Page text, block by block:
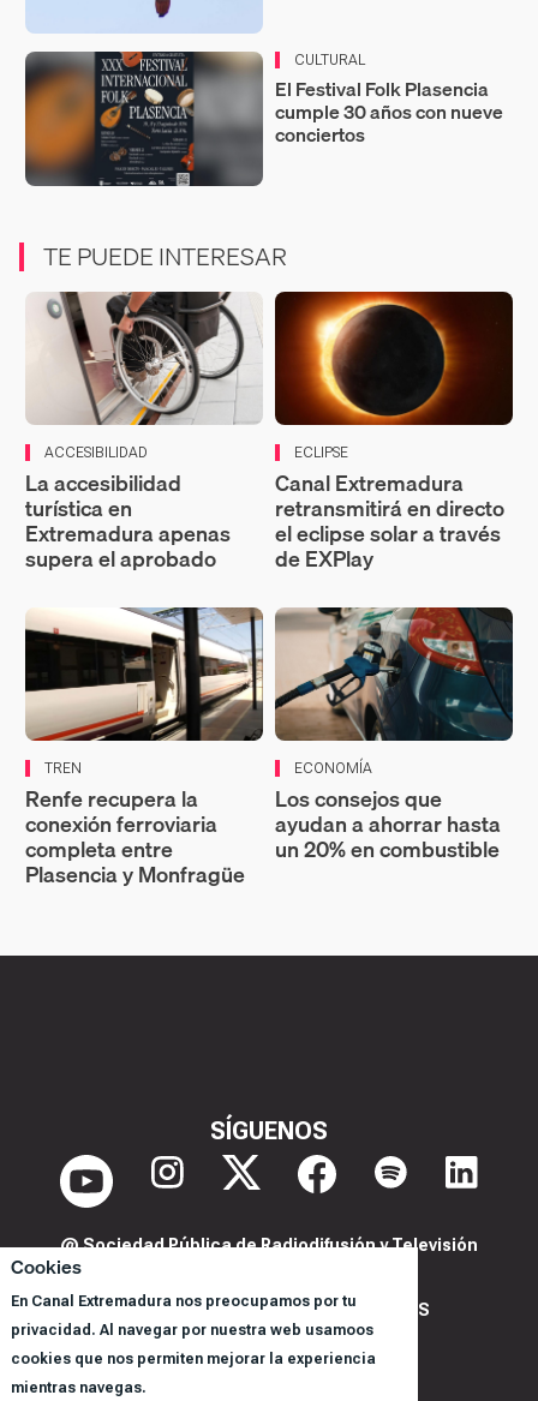
Cookies
En Canal Extremadura nos preocupamos por tu
privacidad. Al navegar por nuestra web usamoos
cookies que nos permiten mejorar la experiencia
mientras navegas.
CULTURAL
El Festival Folk Plasencia
cumple 30 años con nueve
conciertos
TE PUEDE INTERESAR
ACCESIBILIDAD
La accesibilidad
turística en
Extremadura apenas
supera el aprobado
ECLIPSE
Canal Extremadura
retransmitirá en directo
el eclipse solar a través
de EXPlay
TREN
Renfe recupera la
conexión ferroviaria
completa entre
Plasencia y Monfragüe
ECONOMÍA
Los consejos que
ayudan a ahorrar hasta
un 20% en combustible
SÍGUENOS
@ Sociedad Pública de Radiodifusión y Televisión
POLITICA DE PRIVACIDAD Y COOKIES